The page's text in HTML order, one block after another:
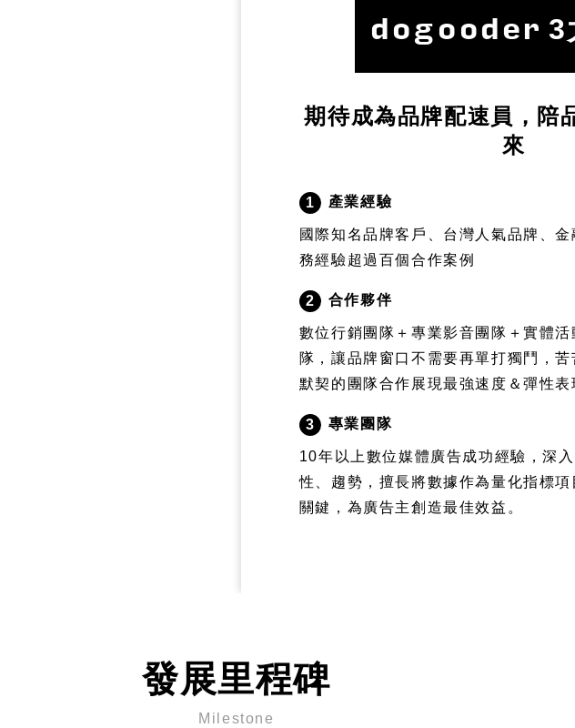
dogooder 3
期待成為品牌配速員，陪
來
1 產業經驗
國際知名品牌客戶、台灣人氣品牌、
務經驗超過百個合作案例
2 合作夥伴
數位行銷團隊＋專業影音團隊＋實體
隊，讓品牌窗口不需要再單打獨鬥，
默契的團隊合作展現最強速度＆彈性表
3 專業團隊
10年以上數位媒體廣告成功經驗，深
性、趨勢，擅長將數據作為量化指標
關鍵，為廣告主創造最佳效益。
發展里程碑
Milestone